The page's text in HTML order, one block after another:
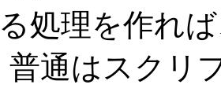
処理を作れ
普通はスクリ